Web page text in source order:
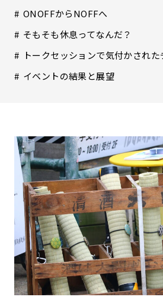
ONOFFからNOFFへ
そもそも休息ってなんだ？
トークセッションで気付かされ
イベントの結果と展望